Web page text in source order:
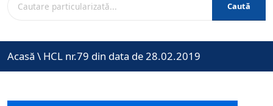
Caută
Acasă \ HCL nr.79 din data de 28.02.2019